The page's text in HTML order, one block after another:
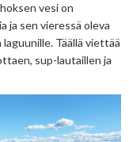
vesi on
ja sen vieressä oleva
Täällä viettää
sup-lautaillen ja